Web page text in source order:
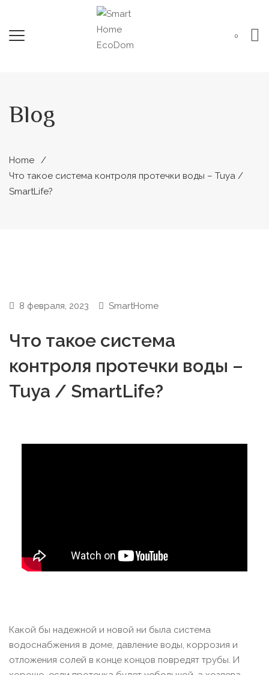
0
Blog
Home
Что такое система контроля протечки воды – Tuya /
SmartLife?
8 февраля, 2023 SmartHome
Что такое система
контроля протечки воды –
Tuya / SmartLife?
Какой бы надежной и новой ни была система
водоснабжения в доме, давление воды, коррозия и
отложения солей в конце концов повредят трубы. И